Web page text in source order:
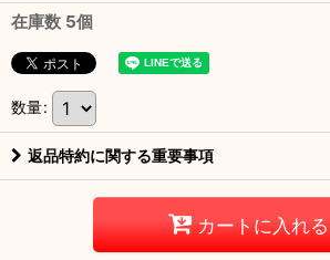
在庫数 5個
数量:
返品特約に関する重要事項
カートに入れる